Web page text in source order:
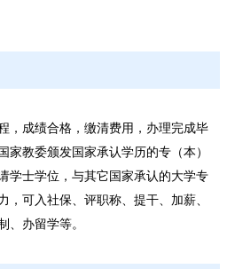
，成绩合格，缴清费用，办理完成毕
家教委颁发国家承认学历的专（本）
学士学位，与其它国家承认的大学专
，可入社保、评职称、提干、加薪、
、办留学等。